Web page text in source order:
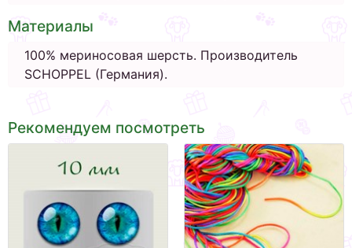
Материалы
100% мериносовая шерсть. Производитель
SCHOPPEL (Германия).
Рекомендуем посмотреть